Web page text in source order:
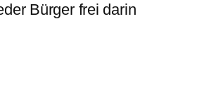
Bürger frei darin